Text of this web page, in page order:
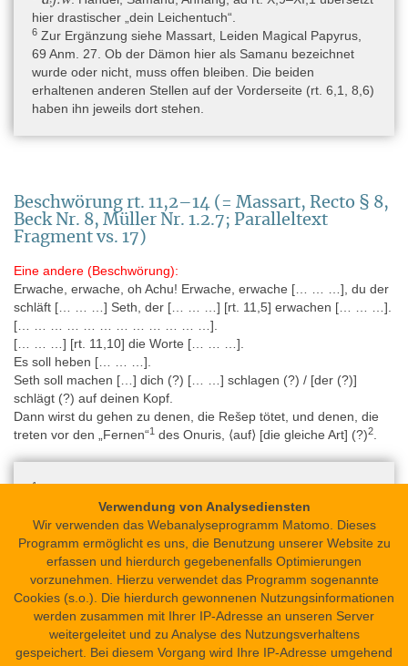
hier drastischer „dein Leichentuch“.
6 Zur Ergänzung siehe Massart, Leiden Magical Papyrus,
69 Anm. 27. Ob der Dämon hier als Samanu bezeichnet
wurde oder nicht, muss offen bleiben. Die beiden
erhaltenen anderen Stellen auf der Vorderseite (rt. 6,1, 8,6)
haben ihn jeweils dort stehen.
Beschwörung rt. 11,2–14 (= Massart, Recto § 8,
Beck Nr. 8, Müller Nr. 1.2.7; Paralleltext
Fragment vs. 17)
Eine andere (Beschwörung):
Erwache, erwache, oh Achu! Erwache, erwache [… … …], du der
schläft [… … …] Seth, der [… … …] [rt. 11,5] erwachen [… … …].
[… … … … … … … … … … … …].
[… … …] [rt. 11,10] die Worte [… … …].
Es soll heben [… … …].
Seth soll machen […] dich (?) [… …] schlagen (?) / [der (?)]
schlägt (?) auf deinen Kopf.
Dann wirst du gehen zu denen, die Rešep tötet, und denen, die
treten vor den „Fernen“1 des Onuris, ⟨auf⟩ [die gleiche Art] (?)2
1 pꜣ wꜣ.y
Papyrus, 84 Anm. 14.
2Vorschlag Massart, Leiden Magical Papyrus 84 Anm. 15.
Fragmentgruppe rt. 12–20 (= Massart, Recto §
Verwendung von Analysediensten
Wir verwenden das Webanalyseprogramm Matomo. Dieses
Programm ermöglicht es uns, die Benutzung unserer Website zu
erfassen und hierdurch gegebenenfalls Optimierungen
vorzunehmen. Hierzu verwendet das Programm sogenannte
Cookies (s.o.). Die hierdurch gewonnenen Nutzungsinformationen
werden zusammen mit Ihrer IP-Adresse an unseren Server
weitergeleitet und zu Analyse des Nutzungsverhaltens
gespeichert. Bei diesem Vorgang wird Ihre IP-Adresse umgehend